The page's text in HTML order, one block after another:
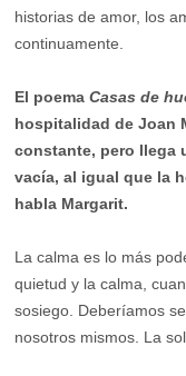
historias de amor, los
continuamente.
El poemaCasas de
hospitalidad de Joan
constante, pero llega
vacía, al igual que la
habla Margarit.
La calma es lo más
quietud y la calma,
sosiego. Deberíamos
nosotros mismos. La